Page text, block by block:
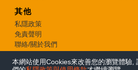
其他
私隱政策
免責聲明
聯絡/關於我們
© 2026 e-zone. All Rights
本網站使用Cookies來改善您的瀏覽體驗,